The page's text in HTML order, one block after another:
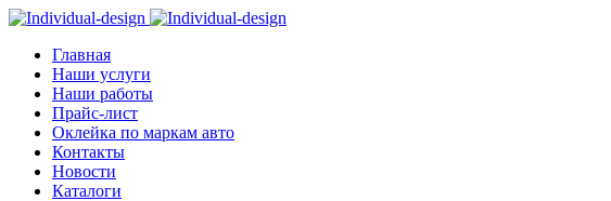
Главная
Наши услуги
Наши работы
Прайс-лист
Оклейка по маркам авто
Контакты
Новости
Каталоги